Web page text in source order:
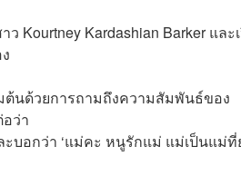
Kourtney Kardashian Barker และ
ต้นด้วยการถามถึงความสัมพันธ์ของ
ว่า
บอกว่า ‘แม่คะ หนูรักแม่ แม่เป็นแม่